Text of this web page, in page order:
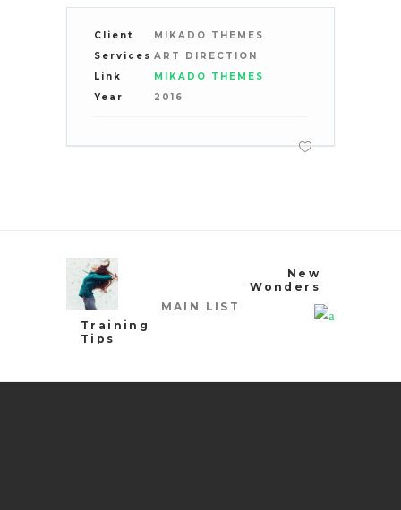
Client
MIKADO THEMES
Services ART DIRECTION
Link
MIKADO THEMES
Year
2016
Training
Tips
MAIN LIST
New
Wonders